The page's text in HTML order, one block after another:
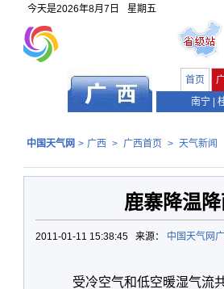
今天是2026年8月7日 星期五
首页
南宁
中国天气网 > 广西 > 广西首页 > 天气新闻
鹿寨降温
2011-01-11 15:38:45 来源： 中国天气网
受冷空气和低空暖湿气流